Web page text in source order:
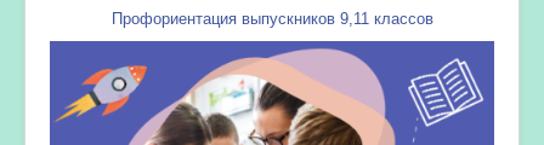
Профориентация выпускников 9,11 классов